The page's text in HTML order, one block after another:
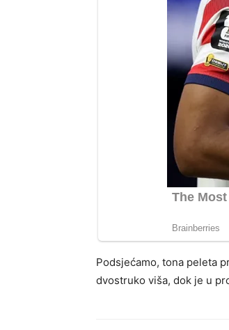
Podsjećamo, tona peleta
dvostruko viša, dok je u